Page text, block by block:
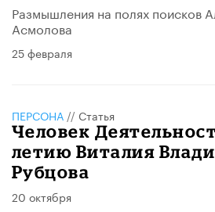
Размышления на полях поисков
Асмолова
25 февраля
ПЕРСОНА // Статья
Человек
летию Виталия
Рубцова
20 октября